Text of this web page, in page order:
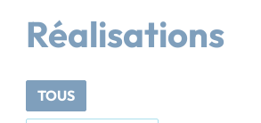
Réalisations
TOUS